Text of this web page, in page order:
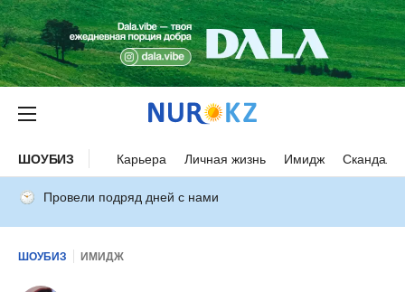
ШОУБИЗ Карьера Личная жизнь Имидж Скандалы
Провели подряд дней с нами
ШОУБИЗ ИМИДЖ